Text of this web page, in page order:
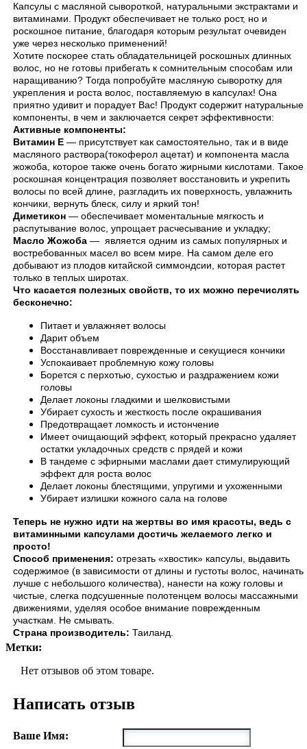
Капсулы с масляной сывороткой, натуральными экстрактами и
витаминами. Продукт обеспечивает не только рост, но и
роскошное питание, благодаря которым результат очевиден
уже через несколько применений!
Хотите поскорее стать обладательницей роскошных длинных
волос, но не готовы прибегать к сомнительным способам или
наращиванию? Тогда попробуйте масляную сыворотку для
укрепления и роста волос, поставляемую в капсулах! Она
приятно удивит и порадует Вас! Продукт содержит натуральные
компоненты, в чем и заключается секрет эффективности:
Активные компоненты:
Витамин Е — присутствует как самостоятельно, так и в виде
масляного раствора(токоферол ацетат) и компонента масла
жожоба, которое также очень богато жирными кислотами. Такое
роскошная концентрация позволяет восстановить и укрепить
волосы по всей длине, разгладить их поверхность, увлажнить
кончики, вернуть блеск, силу и яркий тон!
Диметикон — обеспечивает моментальные мягкость и
распутывание волос, упрощает расчесывание и укладку;
Масло Жожоба — является одним из самых популярных и
востребованных масел во всем мире. На самом деле его
добывают из плодов китайской симмондсии, которая растет
только в теплых широтах.
Что касается полезных свойств, то их можно перечислять
бесконечно:
Питает и увлажняет волосы
Дарит объем
Восстанавливает поврежденные и секущиеся кончики
Успокаивает проблемную кожу головы
Борется с перхотью, сухостью и раздражением кожи
головы
Делает локоны гладкими и шелковистыми
Убирает сухость и жесткость после окрашивания
Предотвращает ломкость и истончение
Имеет очищающий эффект, который прекрасно удаляет
остатки укладочных средств с прядей и кожи
В тандеме с эфирными маслами дает стимулирующий
эффект для роста волос
Делает локоны блестящими, упругими и ухоженными
Убирает излишки кожного сала на голове
Теперь не нужно идти на жертвы во имя красоты, ведь с
витаминными капсулами достичь желаемого легко и
просто!
Способ применения: отрезать «хвостик» капсулы, выдавить
содержимое (в зависимости от длины и густоты волос, начинать
лучше с небольшого количества), нанести на кожу головы и
чистые, слегка подсушенные полотенцем волосы массажными
движениями, уделяя особое внимание поврежденным
участкам. Не смывать.
Страна производитель: Таиланд.
Метки:
Нет отзывов об этом товаре.
Написать отзыв
Ваше Имя: